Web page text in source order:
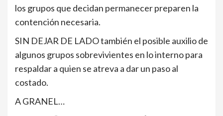
los grupos que decidan permanecer preparen la
contención necesaria.
SIN DEJAR DE LADO también el posible auxilio de
algunos grupos sobrevivientes en lo interno para
respaldar a quien se atreva a dar un paso al
costado.
A GRANEL…